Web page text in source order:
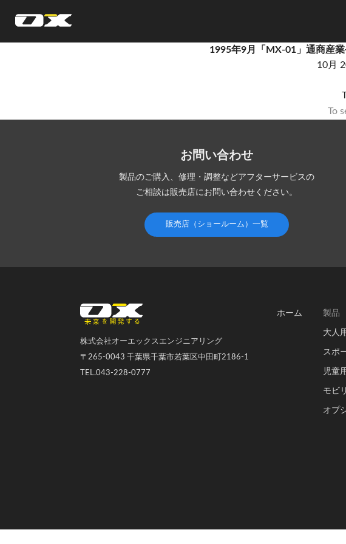
1995年9月「MX-01」通商産
10月
お問い合わせ
製品のご購入、修理・調整などアフターサービスの
ご相談は販売店にお問い合わせください。
販売店（ショールーム）一覧
ホーム 製品
大人
スポ
児童
モビ
オプ
株式会社オーエックスエンジニアリング
〒265-0043 千葉県千葉市若葉区中田町2186-1
TEL.043-228-0777